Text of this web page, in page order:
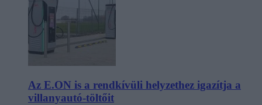
Az E.ON is a rendkívüli helyzethez igazítja a
villanyautó-töltőit